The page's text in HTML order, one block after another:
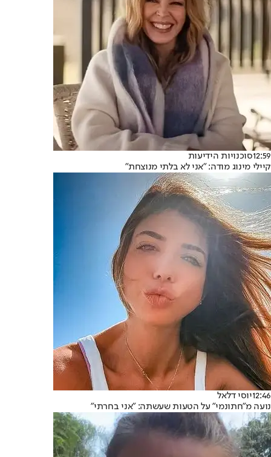
12:59סוכנויות הידיעות
קיילי מינוג מודה: "אני לא בלתי מנוצחת"
12:46יוסי דלאל
נועה מ"חתונמי" על הטעות שעשתה: "אני בחרתי"